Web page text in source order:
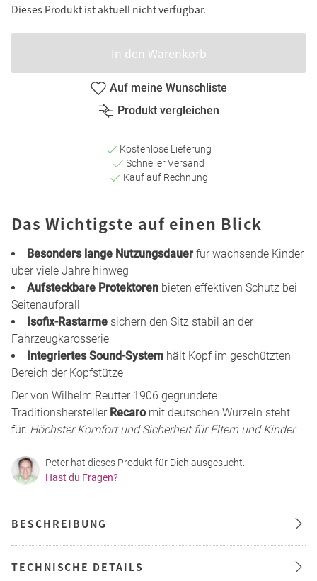
Dieses Produkt ist aktuell nicht verfügbar.
In den Warenkorb
Auf meine Wunschliste
Produkt vergleichen
Kostenlose Lieferung
Schneller Versand
Kauf auf Rechnung
Das Wichtigste auf einen Blick
Besonders lange Nutzungsdauer für wachsende Kinder
über viele Jahre hinweg
Aufsteckbare Protektoren bieten effektiven Schutz bei
Seitenaufprall
Isofix-Rastarme sichern den Sitz stabil an der
Fahrzeugkarosserie
Integriertes Sound-System hält Kopf im geschützten
Bereich der Kopfstütze
Der von Wilhelm Reutter 1906 gegründete
Traditionshersteller Recaro mit deutschen Wurzeln steht
für: Höchster Komfort und Sicherheit für Eltern und Kinder.
Peter hat dieses Produkt für Dich ausgesucht.
Hast du Fragen?
BESCHREIBUNG
TECHNISCHE DETAILS